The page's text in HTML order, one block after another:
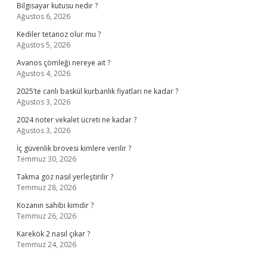
Bilgisayar kutusu nedir ?
Ağustos 6, 2026
Kediler tetanoz olur mu ?
Ağustos 5, 2026
Avanos çömleği nereye ait ?
Ağustos 4, 2026
2025’te canlı baskül kurbanlık fiyatları ne kadar ?
Ağustos 3, 2026
2024 noter vekalet ücreti ne kadar ?
Ağustos 3, 2026
İç güvenlik brovesi kimlere verilir ?
Temmuz 30, 2026
Takma göz nasıl yerleştirilir ?
Temmuz 28, 2026
Kozanın sahibi kimdir ?
Temmuz 26, 2026
Karekök 2 nasıl çıkar ?
Temmuz 24, 2026